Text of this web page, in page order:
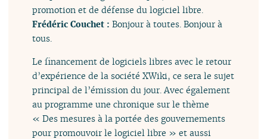
promotion et de défense du logiciel libre.
Frédéric Couchet :Bonjour à toutes. Bonjour à
tous.
Le financement de logiciels libres avec le retour
d’expérience de la société XWiki, ce sera le sujet
principal de l’émission du jour. Avec également
au programme une chronique sur le thème
« Des mesures à la portée des gouvernements
pour promouvoir le logiciel libre » et aussi